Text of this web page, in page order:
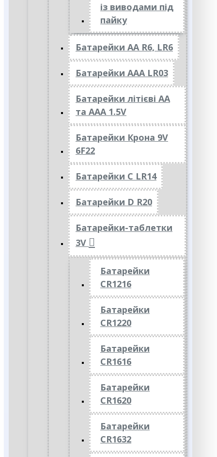
із виводами під
пайку
Батарейки АА R6, LR6
Батарейки АAА LR03
Батарейки літієві АА
та ААА 1.5V
Батарейки Крона 9V
6F22
Батарейки C LR14
Батарейки D R20
Батарейки-таблетки
3V
Батарейки
CR1216
Батарейки
CR1220
Батарейки
CR1616
Батарейки
CR1620
Батарейки
CR1632